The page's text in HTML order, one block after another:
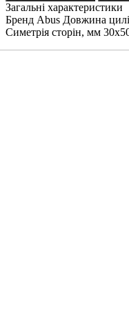
Загальні характеристики
Бренд Abus Довжина
Симетрія сторін, мм